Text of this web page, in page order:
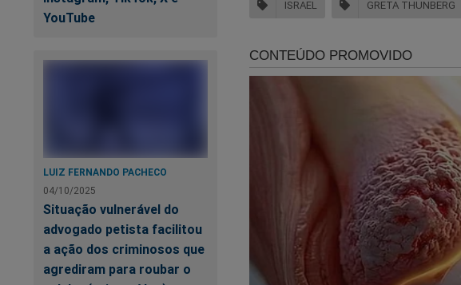
YouTube
LUIZ FERNANDO PACHECO
04/10/2025
Situação vulnerável do
advogado petista facilitou
a ação dos criminosos que
agrediram para roubar o
ISRAEL GRETA THUNBERG